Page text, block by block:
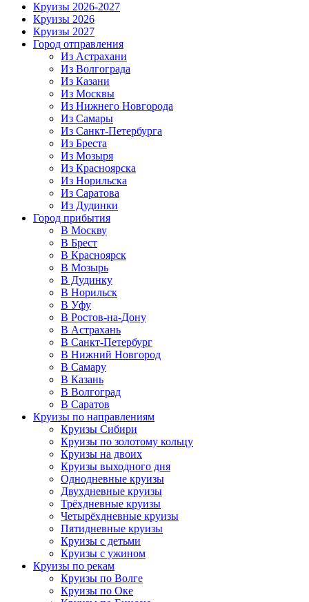
Круизы 2026-2027
Круизы 2026
Круизы 2027
Город отправления
Из Астрахани
Из Волгограда
Из Казани
Из Москвы
Из Нижнего Новгорода
Из Самары
Из Санкт-Петербурга
Из Бреста
Из Мозыря
Из Красноярска
Из Норильска
Из Саратова
Из Дудинки
Город прибытия
В Москву
В Брест
В Красноярск
В Мозырь
В Дудинку
В Норильск
В Уфу
В Ростов-на-Дону
В Астрахань
В Санкт-Петербург
В Нижний Новгород
В Самару
В Казань
В Волгоград
В Саратов
Круизы по направлениям
Круизы Сибири
Круизы по золотому кольцу
Круизы на двоих
Круизы выходного дня
Однодневные круизы
Двухдневные круизы
Трёхдневные круизы
Четырёхдневные круизы
Пятидневные круизы
Круизы с детьми
Круизы с ужином
Круизы по рекам
Круизы по Волге
Круизы по Оке